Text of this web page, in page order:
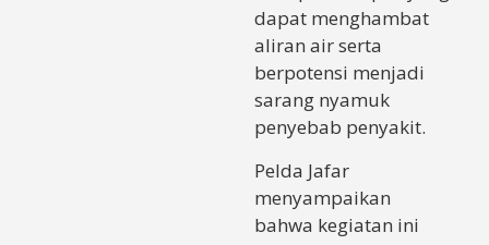
dapat menghambat
aliran air serta
berpotensi menjadi
sarang nyamuk
penyebab penyakit.
Pelda Jafar
menyampaikan
bahwa kegiatan ini